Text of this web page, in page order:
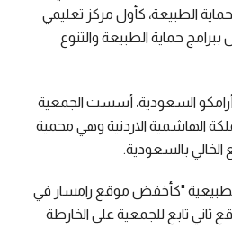
لحماية الطبيعة، كأول مركز تعليمي
حماية الطبيعة والتنوع
السعودية، أسست الجمعية
الهاشمية الاردنية وهي محمية
الخالي بالسعودية.
"كأخفض موقع رامسار في
ثاني تابع للجمعية على الخارطة